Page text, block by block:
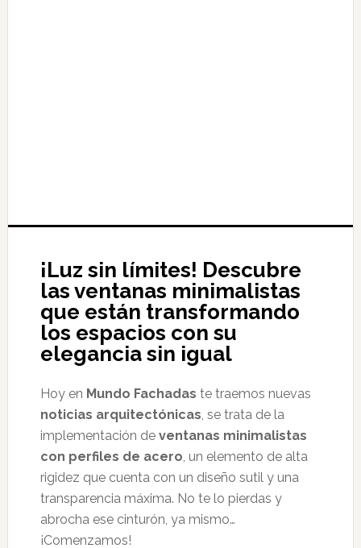
¡Luz sin límites! Descubre
las ventanas minimalistas
que están transformando
los espacios con su
elegancia sin igual
Hoy en Mundo Fachadas te traemos nuevas
noticias arquitectónicas, se trata de la
implementación de ventanas minimalistas
con perfiles de acero, un elemento de alta
rigidez que cuenta con un diseño sutil y una
transparencia máxima. No te lo pierdas y
abrocha ese cinturón, ya mismo…
¡Comenzamos!